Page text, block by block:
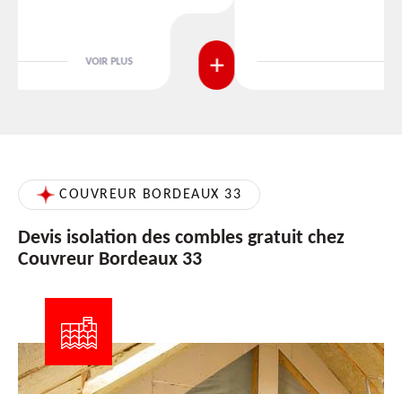
VOIR PLUS
COUVREUR BORDEAUX 33
Devis isolation des combles gratuit chez
Couvreur Bordeaux 33